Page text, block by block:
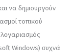
να δημιουργούν
τοπικού
λογαριασμός
Windows) συχνά